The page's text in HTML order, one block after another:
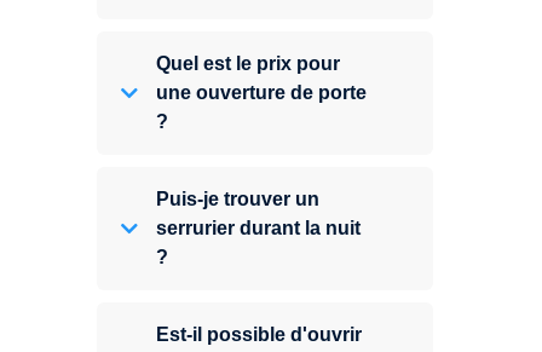
Quel est le prix pour
une ouverture de porte
?
Puis-je trouver un
serrurier durant la nuit
?
Est-il possible d'ouvrir